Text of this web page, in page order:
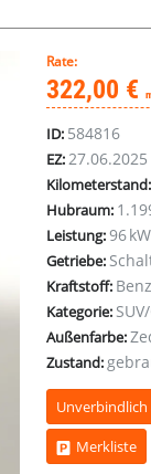
Rate:
322,00 €
ID: 584816
EZ:27.06.2025
Kilometerstand:
Hubraum:
Leistung:96
Getriebe:
Kraftstoff:
Kategorie:
Außenfarbe:
Zustand:
Unverbindlich
Merkliste